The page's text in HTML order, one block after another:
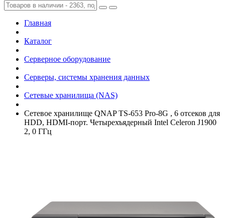
Главная
Каталог
Серверное оборудование
Серверы, системы хранения данных
Сетевые хранилища (NAS)
Сетевое хранилище QNAP TS-653 Pro-8G , 6 отсеков для
HDD, HDMI-порт. Четырехъядерный Intel Celeron J1900
2, 0 ГГц